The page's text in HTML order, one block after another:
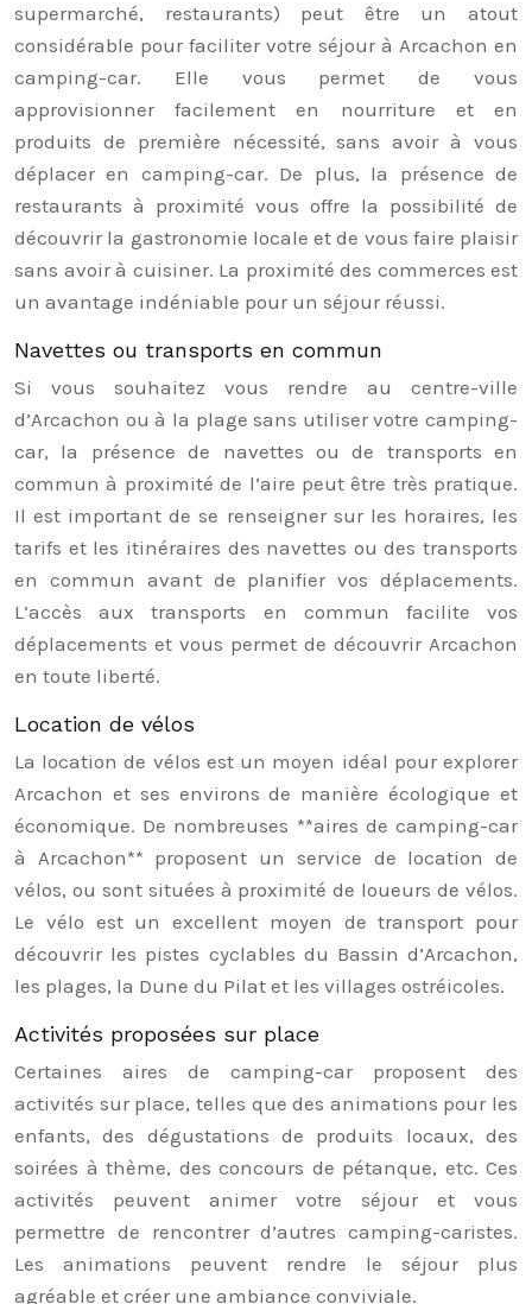
supermarché, restaurants) peut être un atout
considérable pour faciliter votre séjour à Arcachon en
camping-car. Elle vous permet de vous
approvisionner facilement en nourriture et en
produits de première nécessité, sans avoir à vous
déplacer en camping-car. De plus, la présence de
restaurants à proximité vous offre la possibilité de
découvrir la gastronomie locale et de vous faire plaisir
sans avoir à cuisiner. La proximité des commerces est
un avantage indéniable pour un séjour réussi.
Navettes ou transports en commun
Si vous souhaitez vous rendre au centre-ville
d’Arcachon ou à la plage sans utiliser votre camping-
car, la présence de navettes ou de transports en
commun à proximité de l’aire peut être très pratique.
Il est important de se renseigner sur les horaires, les
tarifs et les itinéraires des navettes ou des transports
en commun avant de planifier vos déplacements.
L’accès aux transports en commun facilite vos
déplacements et vous permet de découvrir Arcachon
en toute liberté.
Location de vélos
La location de vélos est un moyen idéal pour explorer
Arcachon et ses environs de manière écologique et
économique. De nombreuses **aires de camping-car
à Arcachon** proposent un service de location de
vélos, ou sont situées à proximité de loueurs de vélos.
Le vélo est un excellent moyen de transport pour
découvrir les pistes cyclables du Bassin d’Arcachon,
les plages, la Dune du Pilat et les villages ostréicoles.
Activités proposées sur place
Certaines aires de camping-car proposent des
activités sur place, telles que des animations pour les
enfants, des dégustations de produits locaux, des
soirées à thème, des concours de pétanque, etc. Ces
activités peuvent animer votre séjour et vous
permettre de rencontrer d’autres camping-caristes.
Les animations peuvent rendre le séjour plus
agréable et créer une ambiance conviviale.